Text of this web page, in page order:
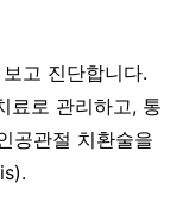
고 진단합니다.
료로 관리하고, 통
공관절 치환술을